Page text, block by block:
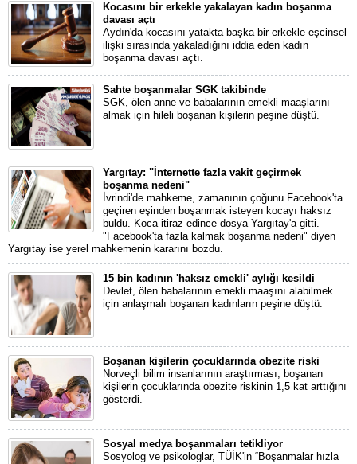
Kocasını bir erkekle yakalayan kadın boşanma
davası açtı
Aydın'da kocasını yatakta başka bir erkekle eşcinsel
ilişki sırasında yakaladığını iddia eden kadın
boşanma davası açtı.
Sahte boşanmalar SGK takibinde
SGK, ölen anne ve babalarının emekli maaşlarını
almak için hileli boşanan kişilerin peşine düştü.
Yargıtay: "İnternette fazla vakit geçirmek
boşanma nedeni"
İvrindi'de mahkeme, zamanının çoğunu Facebook'ta
geçiren eşinden boşanmak isteyen kocayı haksız
buldu. Koca itiraz edince dosya Yargıtay'a gitti.
"Facebook'ta fazla kalmak boşanma nedeni" diyen
Yargıtay ise yerel mahkemenin kararını bozdu.
15 bin kadının 'haksız emekli' aylığı kesildi
Devlet, ölen babalarının emekli maaşını alabilmek
için anlaşmalı boşanan kadınların peşine düştü.
Boşanan kişilerin çocuklarında obezite riski
Norveçli bilim insanlarının araştırması, boşanan
kişilerin çocuklarında obezite riskinin 1,5 kat arttığını
gösterdi.
Sosyal medya boşanmaları tetikliyor
Sosyolog ve psikologlar, TÜİK'in “Boşanmalar hızla